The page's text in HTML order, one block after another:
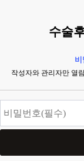
수술
작성자와 관리자만 열